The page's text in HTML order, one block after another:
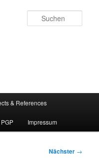
& References
Impressum
Nächster →